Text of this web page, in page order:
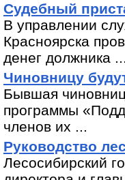
Судебный
В управлении
Красноярска
денег должника
Чиновницу
Бывшая
программы
членов их ...
Руководство
Лесосибирский